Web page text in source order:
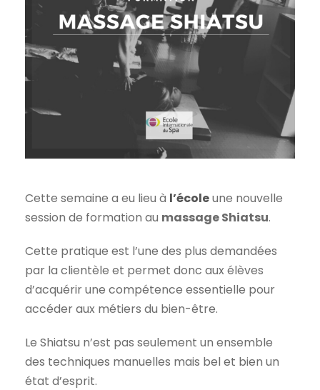
Cette semaine a eu lieu à l’écoleune nouvelle
session de formation au massage Shiatsu.
Cette pratique est l’une des plus demandées
par la clientèle et permet donc aux élèves
d’acquérir une compétence essentielle pour
accéder aux métiers du bien-être.
Le Shiatsu n’est pas seulement un ensemble
des techniques manuelles mais bel et bien un
état d’esprit.